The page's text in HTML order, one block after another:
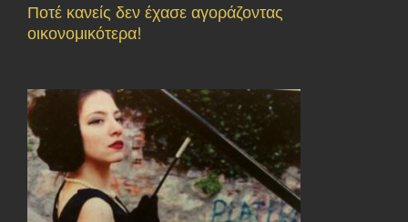
Ποτέ κανείς δεν έχασε αγοράζοντας
οικονομικότερα!